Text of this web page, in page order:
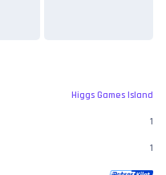
Higgs Games Island
1
1